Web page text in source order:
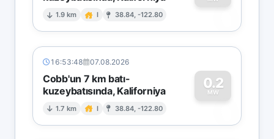
1.9 km I 38.84, -122.80 0
16:53:48 07.08.2026
Cobb'un 7 km batı-
kuzeybatısında, Kaliforniya
1.7 km I 38.84, -122.80
0.2
MW
0